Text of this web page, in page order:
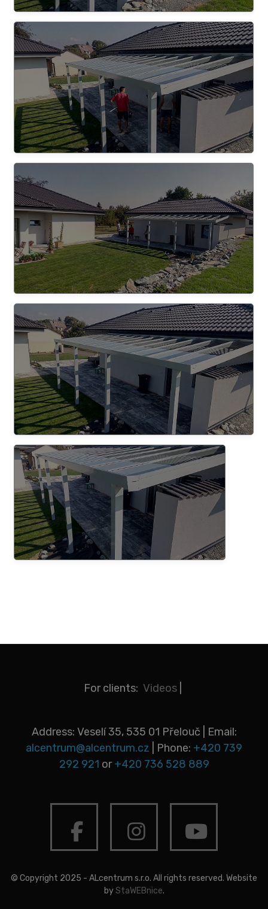
For clients: Videos
Address: Veselí 35, 535 01 Přelouč | Email:
alcentrum@alcentrum.cz
| Phone: +420 739
292 921 or+420 736 528 889
© Copyright 2025 - ALcentrum s.r.o. All rights reserved. Website
byStaWEBnice.